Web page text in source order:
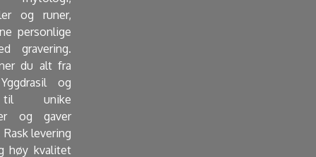
og runer,
personlige
gravering.
du alt fra
og
til unike
og gaver
levering
høy kvalitet